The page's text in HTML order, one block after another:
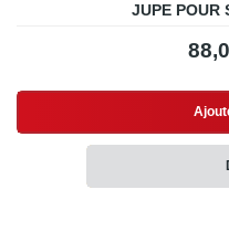
JUPE POUR